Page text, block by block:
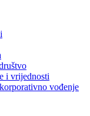
i vrijednosti
vođenje